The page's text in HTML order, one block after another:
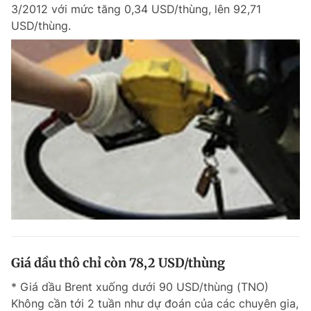
3/2012 với mức tăng 0,34 USD/thùng, lên 92,71
USD/thùng.
Giá dầu thô chỉ còn 78,2 USD/thùng
* Giá dầu Brent xuống dưới 90 USD/thùng (TNO)
Không cần tới 2 tuần như dự đoán của các chuyên gia,